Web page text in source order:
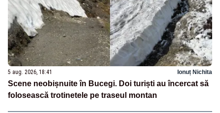
5 aug. 2026, 18:41 Ionuț Nichita
Scene neobișnuite în Bucegi. Doi turiști au încercat să
folosească trotinetele pe traseul montan